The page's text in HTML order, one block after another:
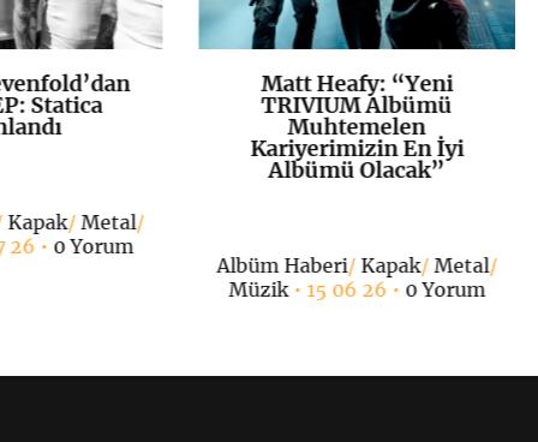
+Statica
Kapak/Metal/
26 • 0 Yorum
K+
Matt Heafy: “Yeni
TRIVIUM Albümü
Muhtemelen
Kariyerimizin En İyi
Albümü Olacak”
Albüm Haberi/ Kapak/Metal/
Müzik• 15 06 26 • 0 Yorum